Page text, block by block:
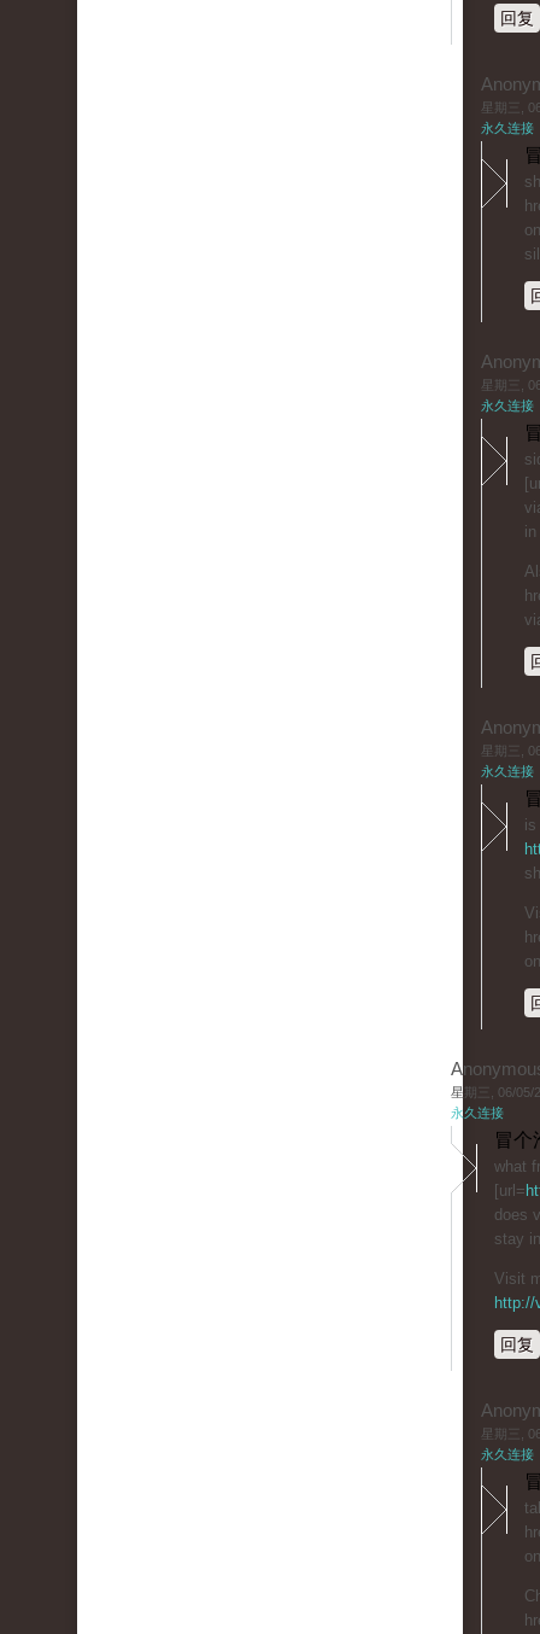
回复
星期三,
永久连接
星期三,
永久连接
星期三,
永久连接
is
星期三, 06/05/
永久连接
冒个
what
[url=
does
stay
Visit
http://
回复
星期三,
永久连接